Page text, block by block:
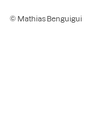
© Mathias Benguigui